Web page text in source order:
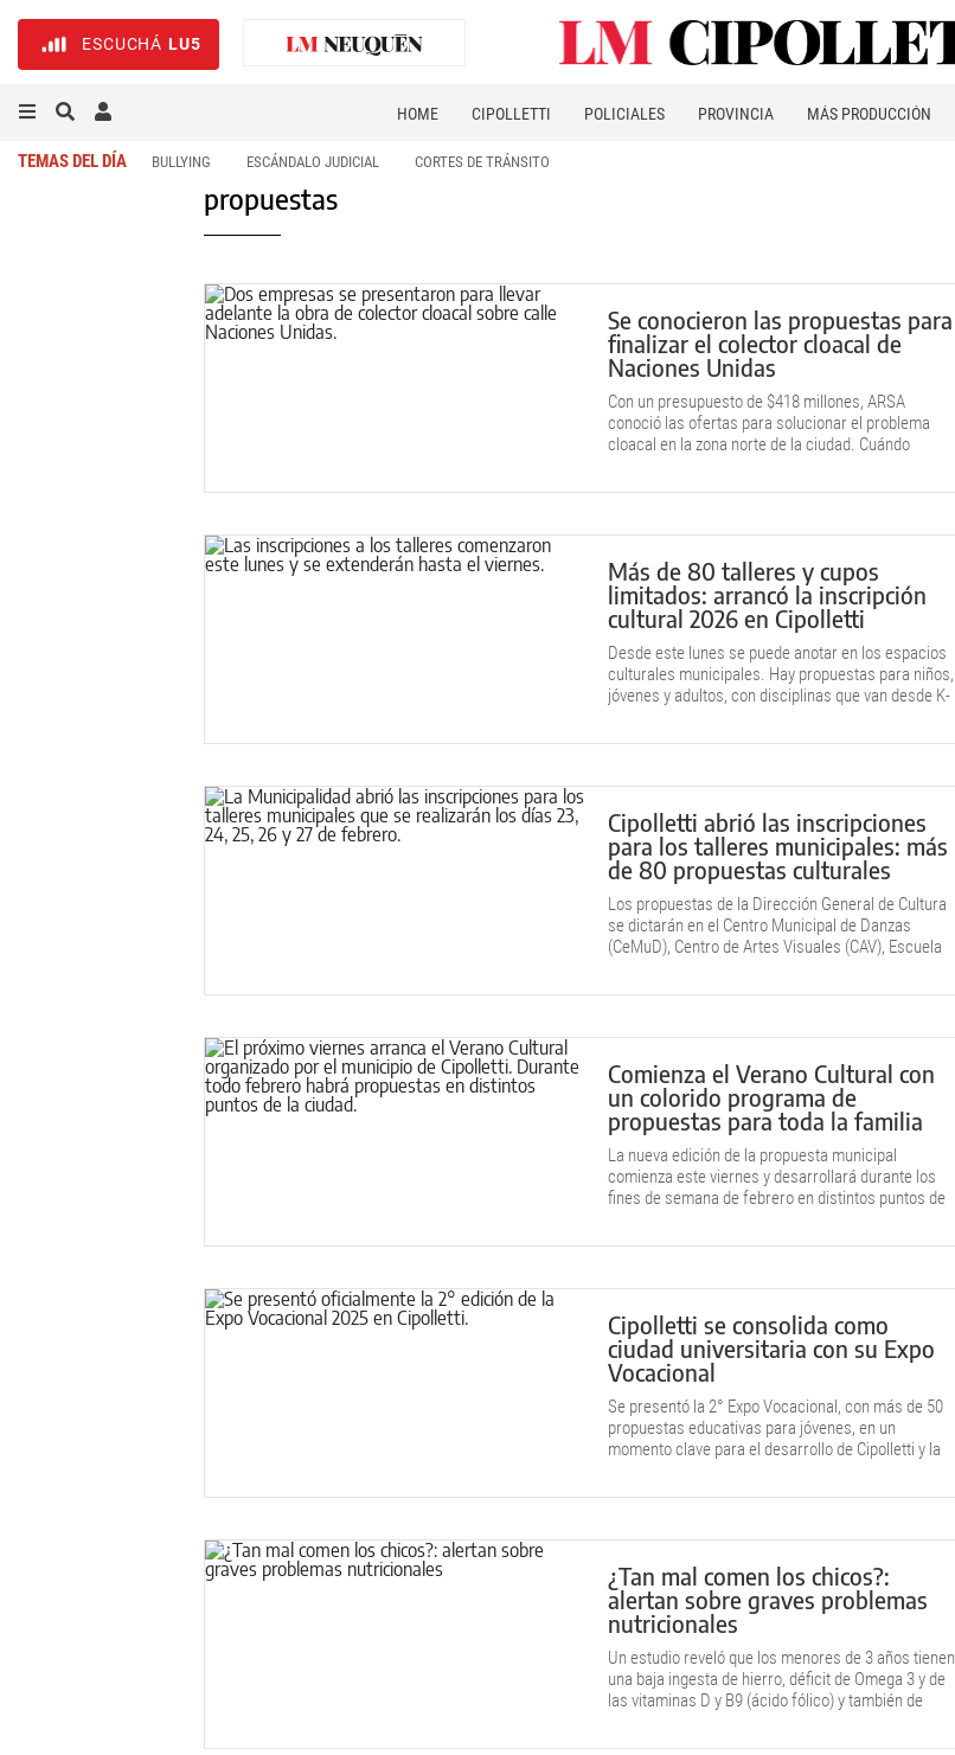
ESCUCHÁ LU5
HOME CIPOLLETTI POLICIALES PROVINCIA MÁS PRODUCCIÓN
TEMAS DEL DÍA BULLYING ESCÁNDALO JUDICIAL CORTES DE TRÁNSITO
propuestas
Se conocieron las propuestas para
finalizar el colector cloacal de
Naciones Unidas
Con un presupuesto de $418 millones, ARSA
conoció las ofertas para solucionar el problema
cloacal en la zona norte de la ciudad. Cuándo
Más de 80 talleres y cupos
limitados: arrancó la inscripción
cultural 2026 en Cipolletti
Desde este lunes se puede anotar en los espacios
culturales municipales. Hay propuestas para niños,
jóvenes y adultos, con disciplinas que van desde K-
Cipolletti abrió las inscripciones
para los talleres municipales: más
de 80 propuestas culturales
Los propuestas de la Dirección General de Cultura
se dictarán en el Centro Municipal de Danzas
(CeMuD), Centro de Artes Visuales (CAV), Escuela
Comienza el Verano Cultural con
un colorido programa de
propuestas para toda la familia
La nueva edición de la propuesta municipal
comienza este viernes y desarrollará durante los
fines de semana de febrero en distintos puntos de
Cipolletti se consolida como
ciudad universitaria con su Expo
Vocacional
Se presentó la 2° Expo Vocacional, con más de 50
propuestas educativas para jóvenes, en un
momento clave para el desarrollo de Cipolletti y la
¿Tan mal comen los chicos?:
alertan sobre graves problemas
nutricionales
Un estudio reveló que los menores de 3 años tienen
una baja ingesta de hierro, déficit de Omega 3 y de
las vitaminas D y B9 (ácido fólico) y también de
crecimiento.